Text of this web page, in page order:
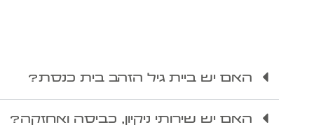
האם יש ביית גיל הזהב בית כנסת?
האם יש שירותי ניקיון, כביסה ואחזקה?